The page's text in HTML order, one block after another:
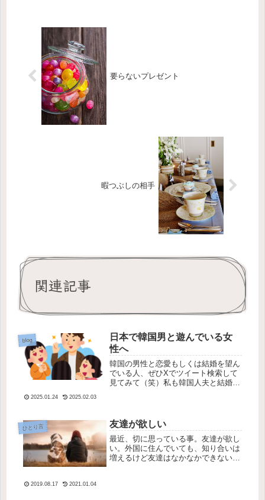
要らないプレゼント
暇つぶしの相手
関連記事
blog
日本で韓国男と遊んでいる女
性へ
韓国の男性と恋愛もしくは結婚を望ん
でいる人、ぜひXでツイート検索して
見てみて（笑）私も韓国人夫と結婚し
彼氏にひどい目に遭っている人わんさ
か...
2025.01.24 2025.02.03
ひとり言 友達が欲しい
最近、切に思っている事。友達が欲し
い。外国に住んでいても、知り合いは
増えるけど友達はなかなかできない。
2019.08.17 2021.01.04